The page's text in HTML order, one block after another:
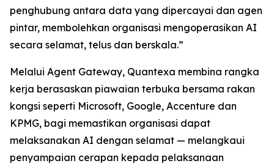
penghubung antara data yang dipercayai dan agen
pintar, membolehkan organisasi mengoperasikan AI
secara selamat, telus dan berskala.”
Melalui Agent Gateway, Quantexa membina rangka
kerja berasaskan piawaian terbuka bersama rakan
kongsi seperti Microsoft, Google, Accenture dan
KPMG, bagi memastikan organisasi dapat
melaksanakan AI dengan selamat — melangkaui
penyampaian cerapan kepada pelaksanaan